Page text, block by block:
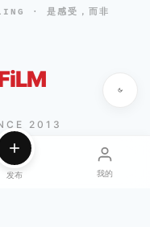
· 是感受，而非
2013
发布 我的